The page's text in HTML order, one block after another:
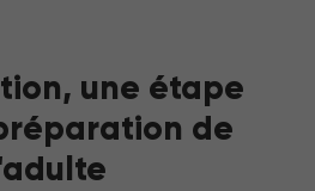
une étape
de